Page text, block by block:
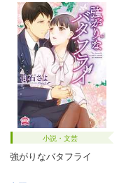
小説・文芸
強がりなバタフライ